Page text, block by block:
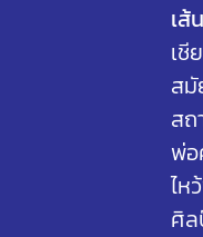
เส้
เชี
สมั
ส
พ่อ
ไห
ศิล